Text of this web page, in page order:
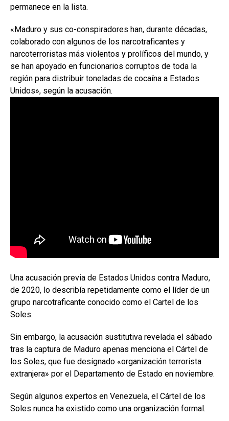
permanece en la lista.
«Maduro y sus co-conspiradores han, durante décadas,
colaborado con algunos de los narcotraficantes y
narcoterroristas más violentos y prolíficos del mundo, y
se han apoyado en funcionarios corruptos de toda la
región para distribuir toneladas de cocaína a Estados
Unidos», según la acusación.
Una acusación previa de Estados Unidos contra Maduro,
de 2020, lo describía repetidamente como el líder de un
grupo narcotraficante conocido como el Cartel de los
Soles.
Sin embargo, la acusación sustitutiva revelada el sábado
tras la captura de Maduro apenas menciona el Cártel de
los Soles, que fue designado «organización terrorista
extranjera» por el Departamento de Estado en noviembre.
Según algunos expertos en Venezuela, el Cártel de los
Soles nunca ha existido como una organización formal.